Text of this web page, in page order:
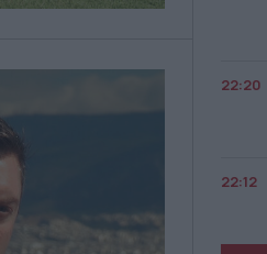
22:20
22:12